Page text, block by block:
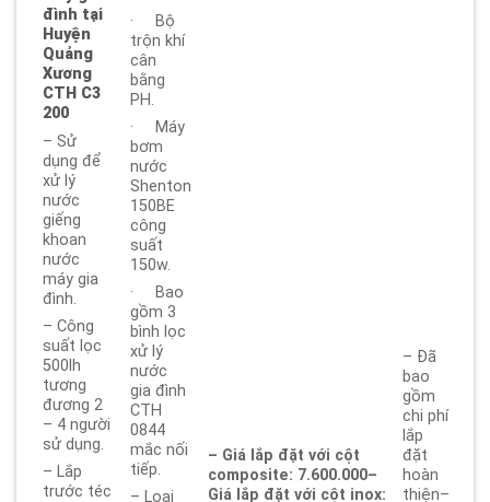
đình tại
Huyện
Quảng
Xương
CTH C3
200
– Sử
dụng để
xử lý
nước
giếng
khoan
nước
máy gia
đình.
– Công
suất lọc
500lh
tương
đương 2
– 4 người
sử dụng.
– Lắp
trước téc
· Bộ
trộn khí
cân
bằng
PH.
· Máy
bơm
nước
Shenton
150BE
công
suất
150w.
· Bao
gồm 3
bình lọc
xử lý
nước
gia đình
CTH
0844
mắc nối
tiếp.
– Loại
– Giá lắp đặt với cột
composite: 7.600.000–
Giá lắp đặt với cột inox:
– Đã
bao
gồm
chi phí
lắp
đặt
hoàn
thiện–